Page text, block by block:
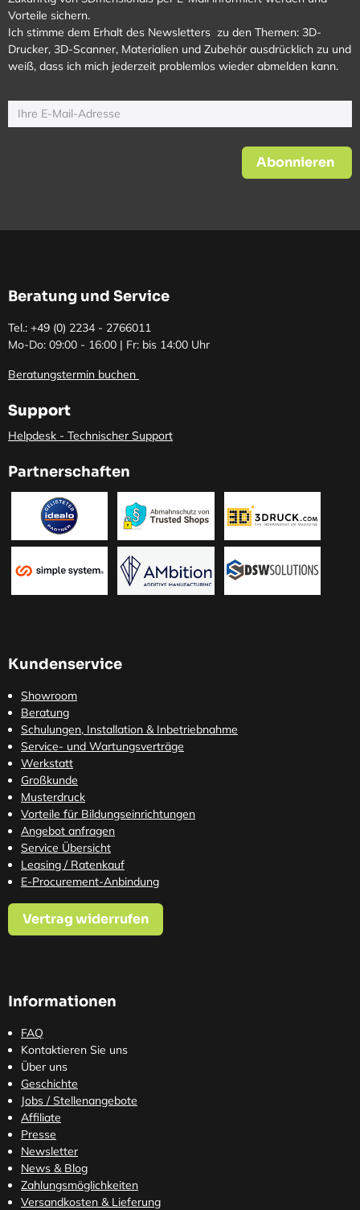
Vorteile sichern.
Ich stimme dem Erhalt des Newsletters zu den Themen: 3D-
Drucker, 3D-Scanner, Materialien und Zubehör ausdrücklich zu und
weiß, dass ich mich jederzeit problemlos wieder abmelden kann.
Abonnieren
Beratung und Service
Tel.: +49 (0) 2234 - 2766011
Mo-Do: 09:00 - 16:00 | Fr: bis 14:00 Uhr
Beratungstermin buchen
Support
Helpdesk - Technischer Support
Partnerschaften
Kundenservice
Showroom
Beratung
Schulungen, Installation & Inbetriebnahme
Service- und Wartungsverträge
Werkstatt
Großkunde
Musterdruck
Vorteile für Bildungseinrichtungen
Angebot anfragen
Service Übersicht
Leasing / Ratenkauf
E-Procurement-Anbindung
Vertrag widerrufen
Informationen
FAQ
Kontaktieren Sie uns
Über uns
Geschichte
Jobs / Stellenangebote
Affiliate
Presse
Newsletter
News & Blog
Zahlungsmöglichkeiten
Versandkosten & Lieferung